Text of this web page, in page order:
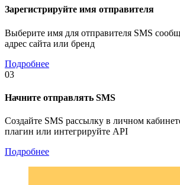
Зарегистрируйте имя отправителя
Выберите имя для отправителя SMS
адрес сайта или бренд
Подробнее
03
Начните отправлять SMS
Создайте SMS рассылку в личном
плагин или интегрируйте API
Подробнее